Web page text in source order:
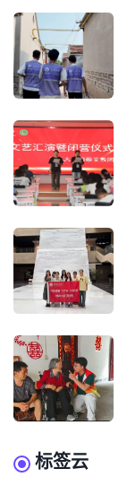
标签云